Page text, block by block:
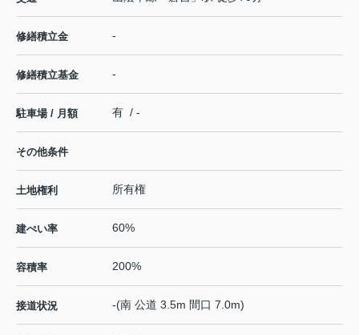
修繕積立金 -
修繕積立基金 -
駐車場 / 月額 有 / -
その他条件
土地権利 所有権
建ぺい率 60%
容積率 200%
接道状況 -(南 公道 3.5m 間口 7.0m)